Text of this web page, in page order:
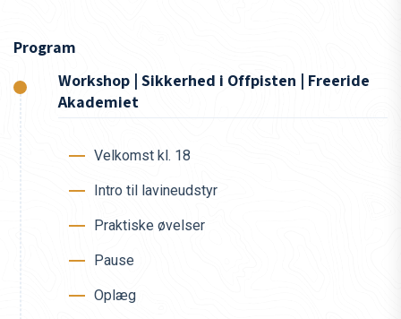
Program
Workshop | Sikkerhed i Offpisten | Freeride
Akademiet
Velkomst kl. 18
Intro til lavineudstyr
Praktiske øvelser
Pause
Oplæg